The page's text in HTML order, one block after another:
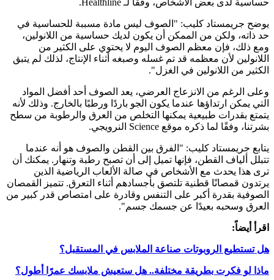
حساسية لدى بعض الأشخاص، وفقًا لـ Healthline.
يوضح جريمستاد كليب: "الصوف ليس مادة مسببة للحساسية في
حد ذاته، ولكن من الممكن أن يكون لديك حساسية من اللانولين،
ومع ذلك، فإن معظم الصوف اليوم لا يحتوي على الكثير من
اللانولين لأن معظمه قد تم غسله وصبغه أثناء الإنتاج، لذلك لم يتبق
الكثير من اللانولين في الغزل".
وعلى الرغم من الانزعاج العرضي، يعد الصوف أحد أفضل المواد
التي يمكن ارتداؤها عندما يكون الجو باردًا ورطبًا بالخارج. وذلك لأنه
يتمتع بقدرات طبيعية يمكنها التخلص من العرق والرطوبة من سطح
بشرتنا، وفقًا لما ذكره موقع Science النرويجي.
يتابع جريمستاد كليب: "الفرق بين القطن والصوف هو أنه عندما
تتبلل ألياف القطن، فإنها تميل إلى أن تصبح رطبة وتنهار. يمكنك أن
ترى هذا يحدث مع الأشخاص في صالة الألعاب الرياضية الذين
يرتدون قمصانًا قطنية تلتصق بأجسادهم أثناء التعرق. تتميز القمصان
الصوفية بقدرة أكبر على التنفس وقادرة على امتصاص قدر كبير من
العرق وسحبه بعيدًا عن جسمك جسم".
اقرأ أيضاً:
هل تستطيع الروبوتات صناعة الملابس في المستقبل؟
ماذا لو فكرت بطريقة مختلفة.. هل ستعيش ملابسك عمرًا أطول؟